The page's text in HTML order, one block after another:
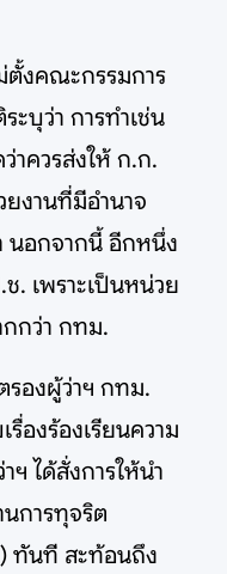
ตั้งคณะกรรมการ
ะบุว่า การทำเช่น
าควรส่งให้ ก.ก.
งานที่มีอำนาจ
นอกจากนี้ อีกหนึ่ง
. เพราะเป็นหน่วย
กว่า กทม.
รองผู้ว่าฯ กทม.
รื่องร้องเรียนความ
ได้สั่งการให้นำ
การทุจริต
ทันที สะท้อนถึง